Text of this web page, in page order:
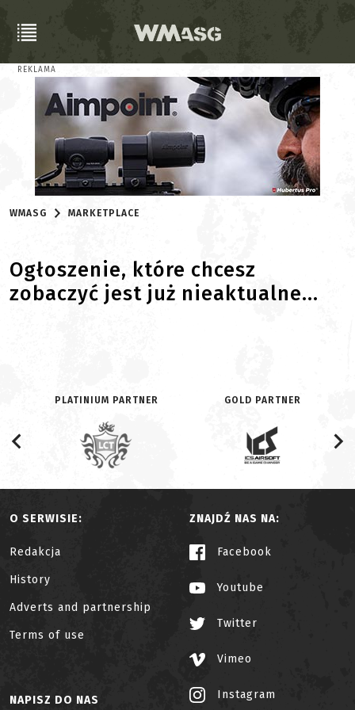
REKLAMA
WMASG MARKETPLACE
Ogłoszenie, które chcesz
zobaczyć jest już nieaktualne...
PLATINIUM PARTNER GOLD PARTNER
O SERWISIE:
Redakcja
History
Adverts and partnership
Terms of use
ZNAJDŹ NAS NA:
Facebook
Youtube
Twitter
Vimeo
Instagram
NAPISZ DO NAS